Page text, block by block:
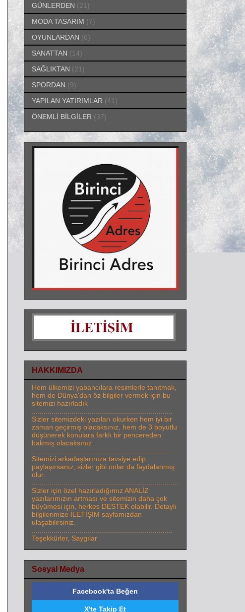
GÜNLERDEN (21)
MODA TASARIM (7)
OYUNLARDAN (6)
SANATTAN (14)
SAĞLIKTAN (21)
SPORDAN (9)
YAPILAN YATIRIMLAR (41)
ÖNEMLİ BİLGİLER (37)
HAKKIMIZDA
Hem ülkemizi yabancılara resimlerle tanıtmak,
hem de Dünya'dan öz bilgiler vermek için bu
sitemizi hazırladık
Sizler sitemizdeki yazıları okurken hem iyi bir
zaman geçirmiş olacaksınız, hem de 3 boyutlu
düşünerek konulara farklı bir pencereden
bakmış olacaksınız
Sitemizi arkadaşlarınıza tavsiye edip
paylaşırsanız, sizler gibi onlar da faydalanmış
olur.
Sizler için özel hazırladığımız ANALİZ
yazılarımızın artması ve sitemizin daha çok
büyümesi için, herkes DESTEK olabilir. Detaylı
bilgilerimize İLETİŞİM sayfamızdan
ulaşabilirsiniz.
Teşekkürler, Saygılar
Sosyal Medya
Facebook'ta Beğen
X'te Takip Et